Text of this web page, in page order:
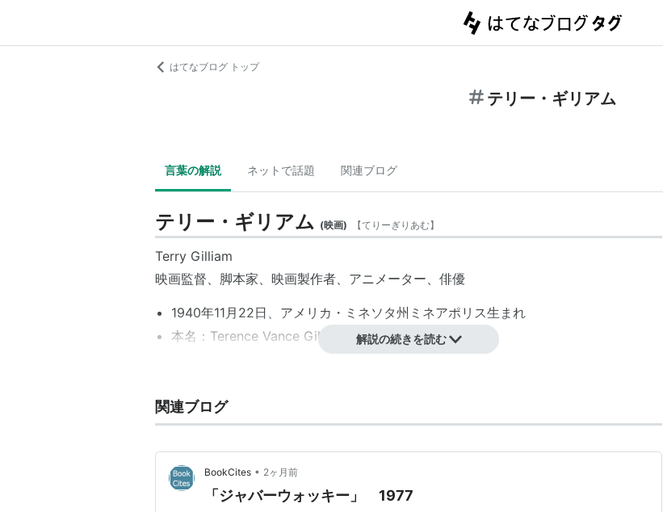
はてなブログ トップ
テリー・ギリアム
言葉の解説 ネットで話題 関連ブログ
テリー・ギリアム (映画) 【てりーぎりあむ】
Terry Gilliam
映画監督、脚本家、映画製作者、アニメーター、俳優
1940年11月22日、アメリカ・ミネソタ州ミネアポリス生まれ
本名：Terence Vance Gilliam
略歴
特異な映像スタイルとブラック・ユーモアで、熱狂的ファンを持つ。自身の壮大なイ
マジネーションの実現を最優先するため、しばしばトラブルを起こす。『未来世紀ブ
ラジル』での、編集権をめぐってプロデューサーとの争いや、『バロン』の制作費超
解説の続きを読む
関連ブログ
BookCites • 2ヶ月前
「ジャバーウォッキー」 1977